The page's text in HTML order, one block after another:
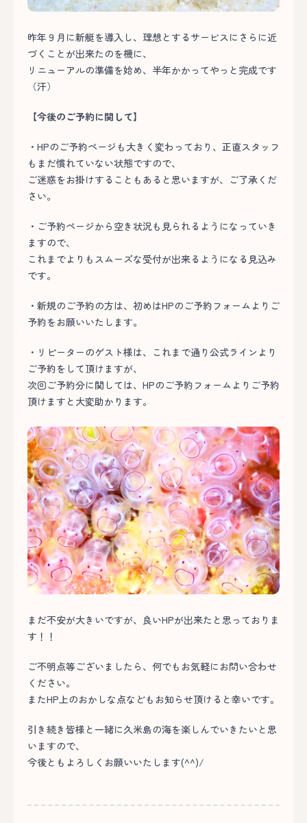
昨年９月に新艇を導入し、理想とするサービスにさらに近
づくことが出来たのを機に、
リニューアルの準備を始め、半年かかってやっと完成です
（汗）
【今後のご予約に関して】
・HPのご予約ページも大きく変わっており、正直スタッフ
もまだ慣れていない状態ですので、
ご迷惑をお掛けすることもあると思いますが、ご了承くだ
さい。
・ご予約ページから空き状況も見られるようになっていき
ますので、
これまでよりもスムーズな受付が出来るようになる見込み
です。
・新規のご予約の方は、初めはHPのご予約フォームよりご
予約をお願いいたします。
・リピーターのゲスト様は、これまで通り公式ラインより
ご予約をして頂けますが、
次回ご予約分に関しては、HPのご予約フォームよりご予約
頂けますと大変助かります。
まだ不安が大きいですが、良いHPが出来たと思っておりま
す！！
ご不明点等ございましたら、何でもお気軽にお問い合わせ
ください。
またHP上のおかしな点などもお知らせ頂けると幸いです。
引き続き皆様と一緒に久米島の海を楽しんでいきたいと思
いますので、
今後ともよろしくお願いいたします(^^)/